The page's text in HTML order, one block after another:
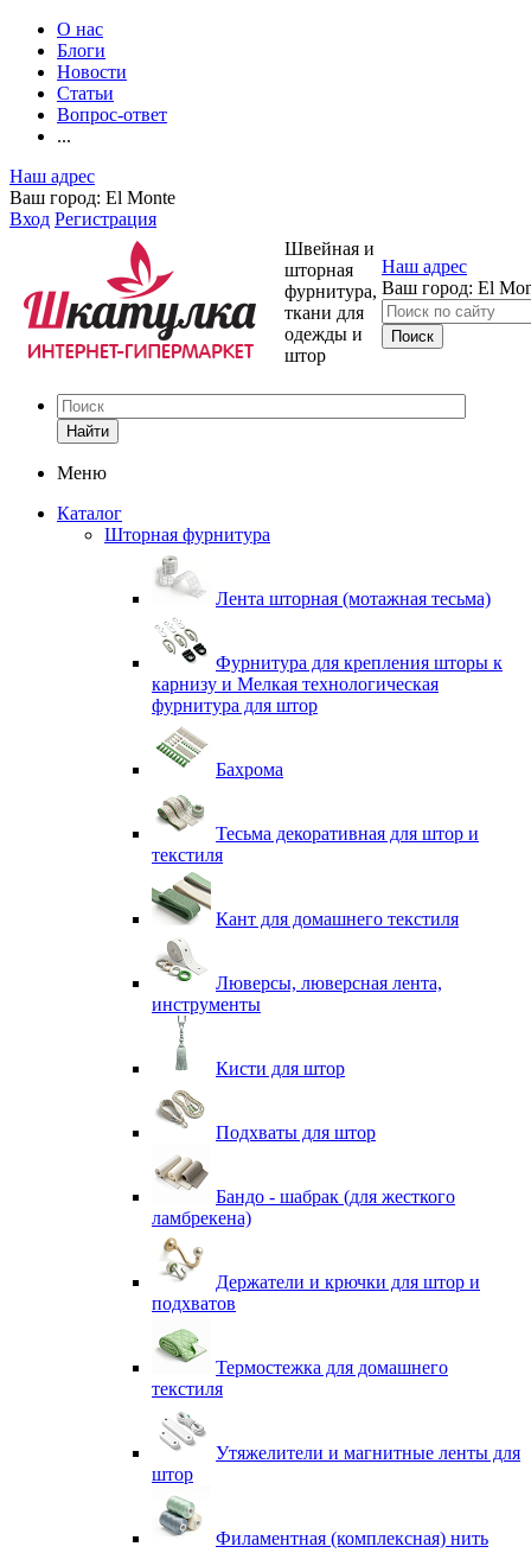
О нас
Блоги
Новости
Статьи
Вопрос-ответ
...
Наш адрес
Ваш город: El Monte
Вход Регистрация
Швейная и
шторная
фурнитура,
ткани для
одежды и
штор
Наш адрес
Ваш город: El
Найти
Меню
Каталог
Шторная фурнитура
Лента шторная (мотажная тесьма)
Фурнитура для крепления шторы к
карнизу и Мелкая технологическая
фурнитура для штор
Бахрома
Тесьма декоративная для штор и
текстиля
Кант для домашнего текстиля
Люверсы, люверсная лента,
инструменты
Кисти для штор
Подхваты для штор
Бандо - шабрак (для жесткого
ламбрекена)
Держатели и крючки для штор и
подхватов
Термостежка для домашнего
текстиля
Утяжелители и магнитные ленты для
штор
Филаментная (комплексная) нить